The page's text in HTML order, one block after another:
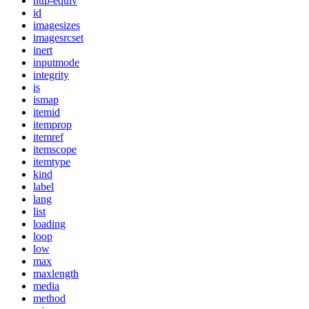
id
imagesizes
imagesrcset
inert
inputmode
integrity
is
ismap
itemid
itemprop
itemref
itemscope
itemtype
kind
label
lang
list
loading
loop
low
max
maxlength
media
method